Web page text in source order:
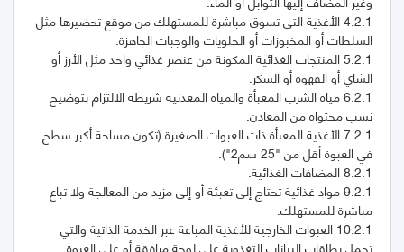
4.2.1 الأغذية التي تسوق مباشرة للمستهلك من موقع تحضيرها مثل
5.2.1 المنتجات الغذائية المكونة من عنصر غذائي واحد مثل الأرز أو
6.2.1 مياه الشرب المعبأة والمياه المعدنية شريطة الالتزام بتوضيح
7.2.1 الأغذية المعبأة ذات العبوات الصغيرة (تكون مساحة أكبر سطح
9.2.1 مواد غذائية تحتاج إلى تعبئة أو إلى مزيد من المعالجة ولا تباع
10.2.1 العبوات الخارجية للأغذية المباعة عبر الخدمة الذاتية والتي
تحمل بطاقات البيانات التغذوية على لوحة مرافقة أو على العبوة